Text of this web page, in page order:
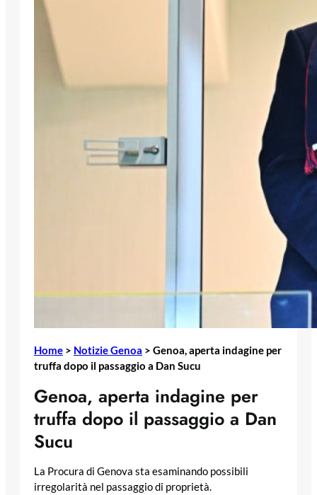
Home > Notizie Genoa > Genoa, aperta indagine per
truffa dopo il passaggio a Dan Sucu
Genoa, aperta indagine per
truffa dopo il passaggio a Dan
Sucu
La Procura di Genova sta esaminando possibili
irregolarità nel passaggio di proprietà.